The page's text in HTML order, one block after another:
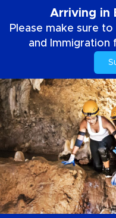
Arriving in
Please make sure
and Immigration